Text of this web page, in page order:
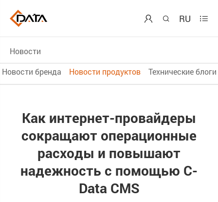
  RU 
Новости
Новости бренда
Новости продуктов Технические блоги
Как интернет-провайдеры
сокращают операционные
расходы и повышают
надежность с помощью C-
Data CMS